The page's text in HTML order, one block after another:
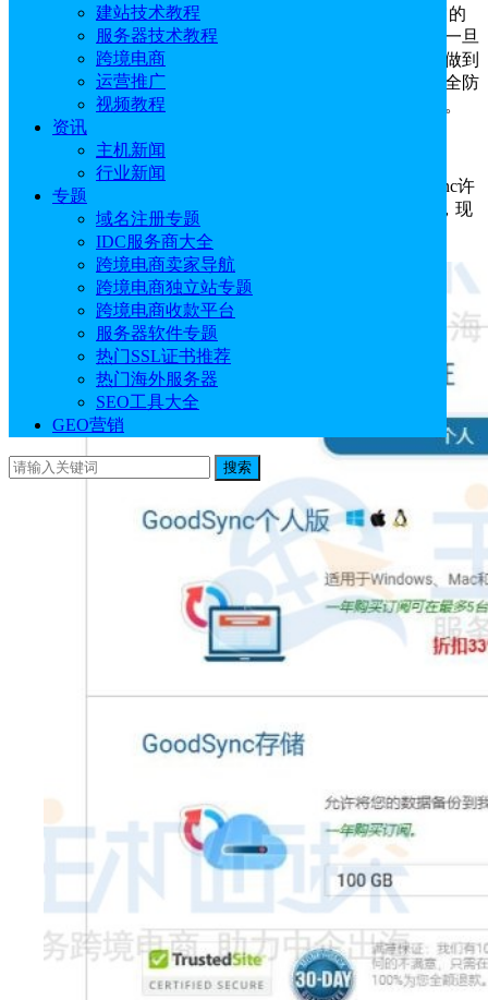
建站技术教程
服务器技术教程
跨境电商
运营推广
视频教程
资讯
主机新闻
行业新闻
专题
域名注册专题
IDC服务商大全
跨境电商卖家导航
跨境电商独立站专题
跨境电商收款平台
服务器软件专题
热门SSL证书推荐
热门海外服务器
SEO工具大全
GEO营销
搜索
GoodSync是一款功能全面的文件同步和备份工具。它的
强大之处就在于，能自动监测文件与文件夹的细微变化，一旦
察觉，便实时同步到目标位置，完全无需手动干预，真正做到
省心省力。同时在数据安全方面也是下足了功夫，多种安全防
护措施全方位防止数据泄露、被篡改以及遭遇未授权访问。
GoodSync官网地址：
1、首先，进入官网点击购买后，会弹出选择GoodSync许
可证的提示，选中“GoodSync个人版”可以看到原价150元，现
在是33%折扣优惠，到手价仅100元。